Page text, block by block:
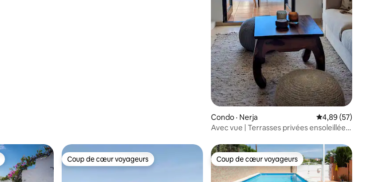
Condo · Nerja Note moyenne de
4,89 (57)
Avec vue | Terrasses privées ensoleillées
Coup de cœur voyageurs
Coup de cœur voyageurs Coup de cœur voyageurs
Coup de cœur voyageurs